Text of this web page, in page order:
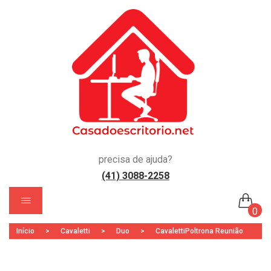
precisa de ajuda?
(41) 3088-2258
0
Nenhum produto no carrinho.
Início > Cavaletti > Duo > CavalettiPoltrona Reunião